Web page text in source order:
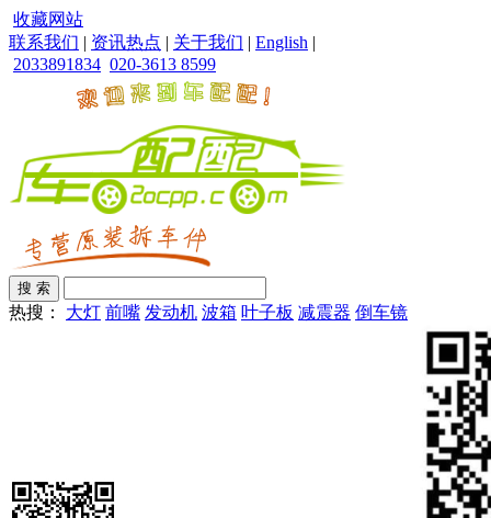
收藏网站
联系我们 | 资讯热点 | 关于我们 | English |
2033891834 020-3613 8599
热搜： 大灯 前嘴 发动机 波箱 叶子板 减震器 倒车镜